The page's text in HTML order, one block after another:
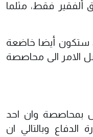
ألفقير فقط، مثلما
ستكون أيضا خاضعة
الامر الى محاصصة
بمحاصصة وان احد
وبالتالي ان